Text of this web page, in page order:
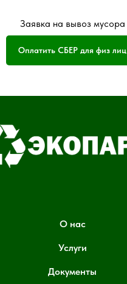
Заявка на вывоз мусора
Оплатить СБЕР для физ лиц
О нас
Услуги
Документы